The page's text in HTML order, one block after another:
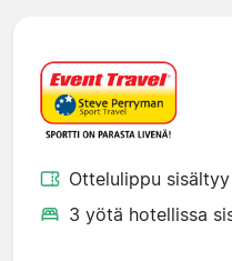
Ottelulippu sisältyy
3 yötä hotellissa